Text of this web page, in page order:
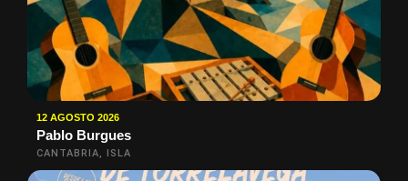
12 AGOSTO 2026
Pablo Burgues
CANTABRIA, ISLA